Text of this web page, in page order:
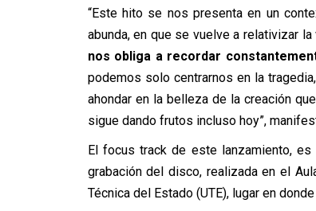
“Este hito se nos presenta en un
abunda, en que se vuelve a relativizar
nos obliga a recordar
podemos solo centrarnos en la
ahondar en la belleza de la creación
sigue dando frutos incluso hoy”,
El focus track de este lanzamiento,
grabación del disco, realizada en el
Técnica del Estado (UTE), lugar en